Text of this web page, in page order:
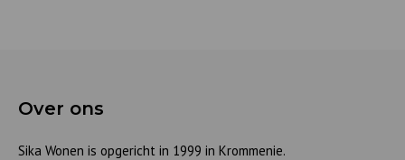
Over ons
Sika Wonen is opgericht in 1999 in Krommenie.